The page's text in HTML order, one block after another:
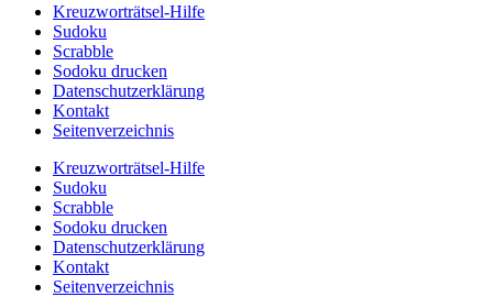
Kreuzworträtsel-Hilfe
Sudoku
Scrabble
Sodoku drucken
Datenschutzerklärung
Kontakt
Seitenverzeichnis
Kreuzworträtsel-Hilfe
Sudoku
Scrabble
Sodoku drucken
Datenschutzerklärung
Kontakt
Seitenverzeichnis